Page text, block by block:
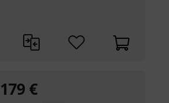
179 €